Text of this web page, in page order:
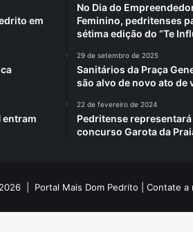
em
entram
No Dia do
Feminino, pedritenses
sétima edição do “Te
29 de setembro de 2025
Sanitários da Praça
são alvo de novo ato de
22 de fevereiro de 2024
Pedritense representará
concurso Garota da
| Portal Mais Dom Pedrito | Contate a